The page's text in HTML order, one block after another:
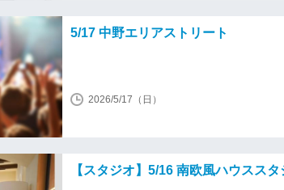
5/17 中野エリアストリート
2026/5/17（日）
【スタジオ】5/16 南欧風ハウスス